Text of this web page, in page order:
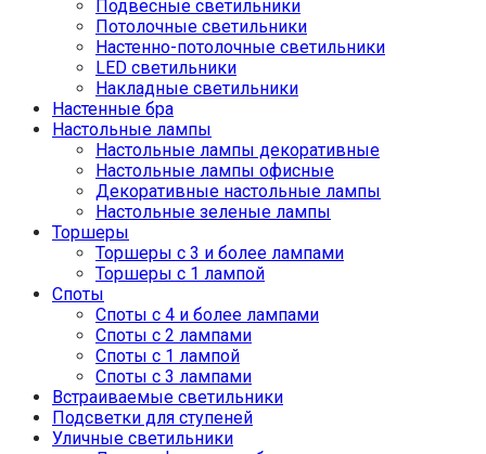
Подвесные светильники
Потолочные светильники
Настенно-потолочные светильники
LED светильники
Накладные светильники
Настенные бра
Настольные лампы
Настольные лампы декоративные
Настольные лампы офисные
Декоративные настольные лампы
Настольные зеленые лампы
Торшеры
Торшеры с 3 и более лампами
Торшеры с 1 лампой
Споты
Споты с 4 и более лампами
Споты с 2 лампами
Споты с 1 лампой
Споты с 3 лампами
Встраиваемые светильники
Подсветки для ступеней
Уличные светильники